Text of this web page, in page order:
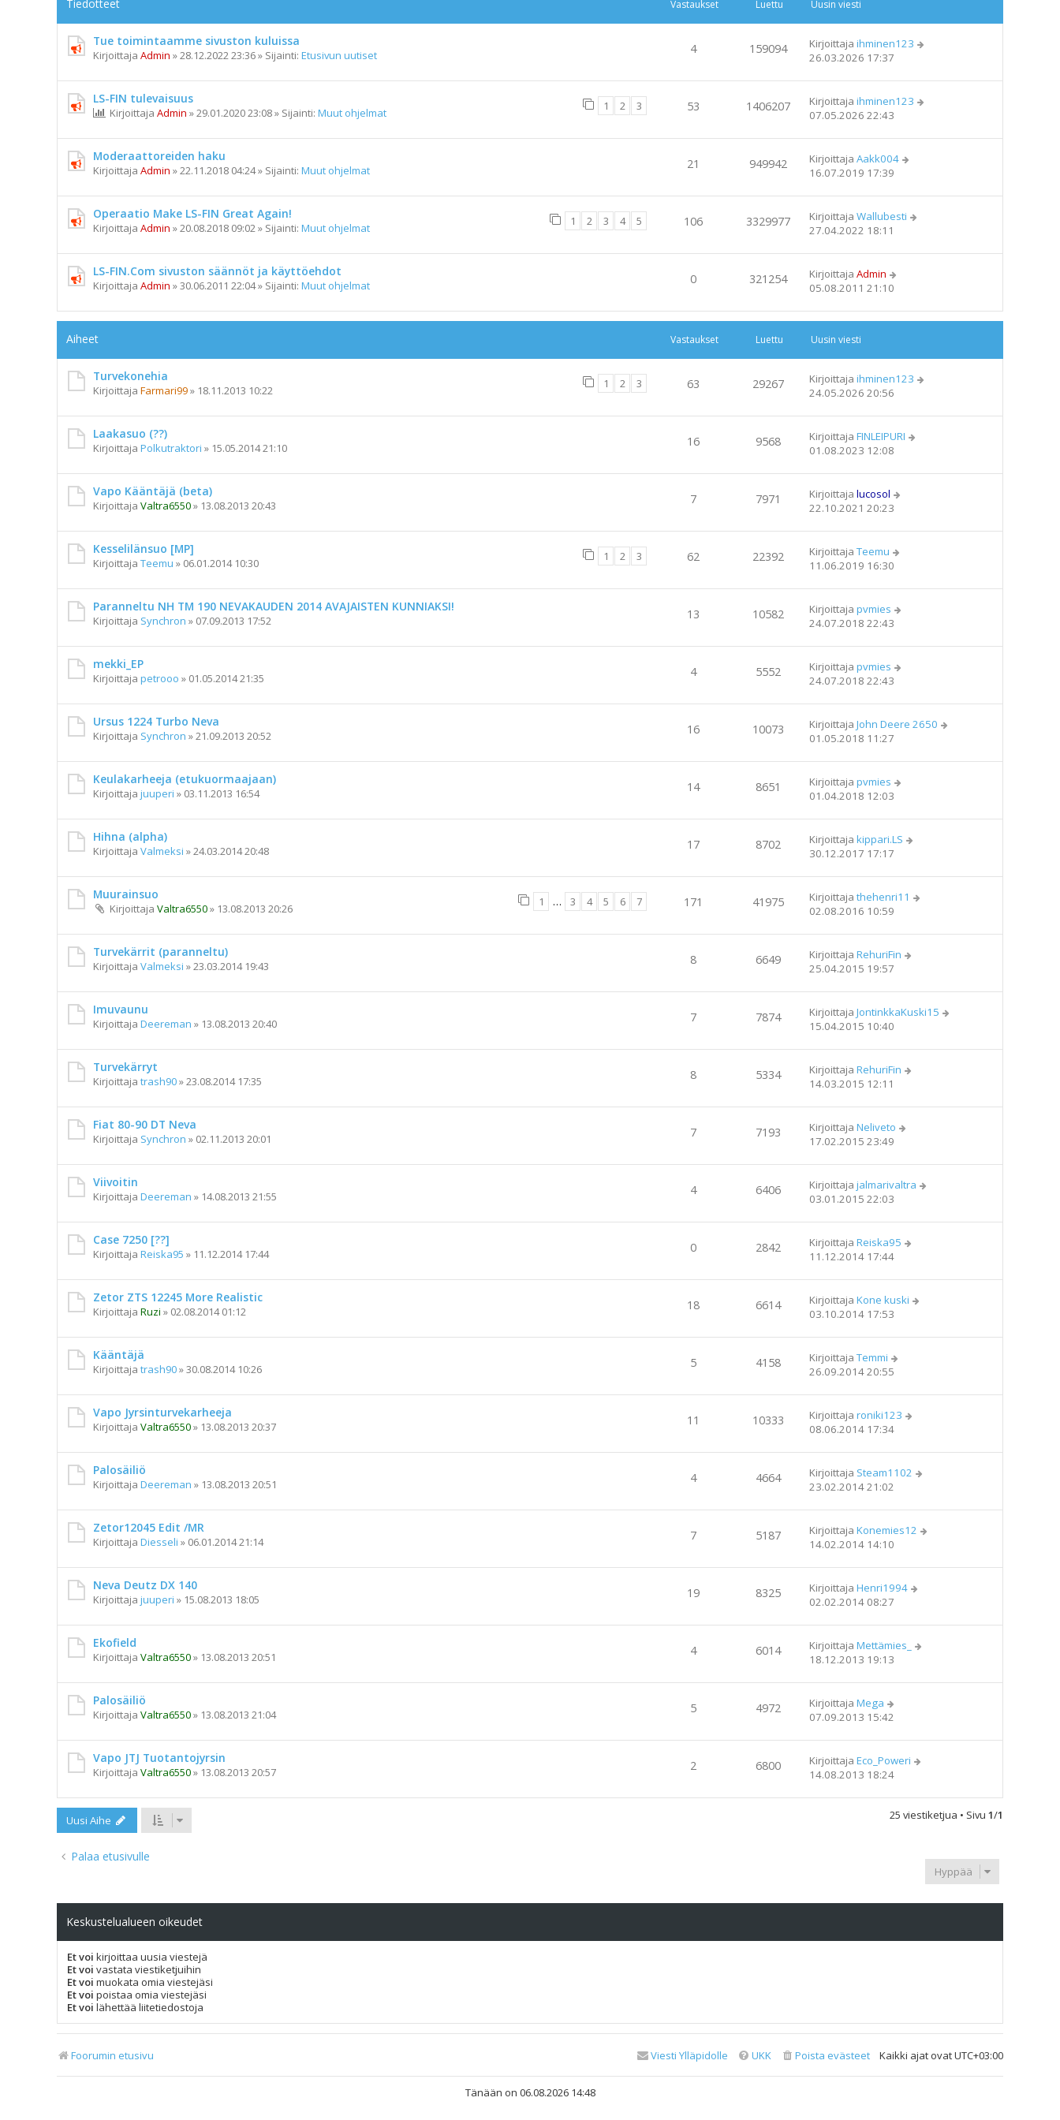
Tiedotteet Vastaukset Luettu Uusin viesti
Tue toimintaamme sivuston kuluissa
Kirjoittaja Admin »28.12.2022 23:36» Sijainti: Etusivun uutiset 4 159094 Kirjoittaja ihminen123
26.03.2026 17:37
LS-FIN tulevaisuus
Kirjoittaja Admin »29.01.2020 23:08» Sijainti: Muut ohjelmat 1 2 3 53 1406207 Kirjoittaja ihminen123
07.05.2026 22:43
Moderaattoreiden haku
Kirjoittaja Admin »22.11.2018 04:24» Sijainti: Muut ohjelmat 21 949942 Kirjoittaja Aakk004
16.07.2019 17:39
Operaatio Make LS-FIN Great Again!
Kirjoittaja Admin »20.08.2018 09:02» Sijainti: Muut ohjelmat 1 2 3 4 5 106 3329977 Kirjoittaja Wallubesti
27.04.2022 18:11
LS-FIN.Com sivuston säännöt ja käyttöehdot
Kirjoittaja Admin »30.06.2011 22:04» Sijainti: Muut ohjelmat 0 321254 Kirjoittaja Admin
05.08.2011 21:10
Aiheet Vastaukset Luettu Uusin viesti
Turvekonehia
Kirjoittaja Farmari99» 18.11.2013 10:22 1 2 3 63 29267 Kirjoittaja ihminen123
24.05.2026 20:56
Laakasuo (??)
Kirjoittaja Polkutraktori » 15.05.2014 21:10 16 9568 Kirjoittaja FINLEIPURI
01.08.2023 12:08
Vapo Kääntäjä (beta)
Kirjoittaja Valtra6550» 13.08.2013 20:43 7 7971 Kirjoittaja lucosol
22.10.2021 20:23
Kesselilänsuo [MP]
Kirjoittaja Teemu » 06.01.2014 10:30 1 2 3 62 22392 Kirjoittaja Teemu
11.06.2019 16:30
Paranneltu NH TM 190 NEVAKAUDEN 2014 AVAJAISTEN KUNNIAKSI!
Kirjoittaja Synchron » 07.09.2013 17:52 13 10582 Kirjoittaja pvmies
24.07.2018 22:43
mekki_EP
Kirjoittaja petrooo » 01.05.2014 21:35 4 5552 Kirjoittaja pvmies
24.07.2018 22:43
Ursus 1224 Turbo Neva
Kirjoittaja Synchron »21.09.2013 20:52 16 10073 Kirjoittaja John Deere 2650
01.05.2018 11:27
Keulakarheeja (etukuormaajaan)
Kirjoittaja juuperi » 03.11.2013 16:54 14 8651 Kirjoittaja pvmies
01.04.2018 12:03
Hihna (alpha)
Kirjoittaja Valmeksi »24.03.2014 20:48 17 8702 Kirjoittaja kippari.LS
30.12.2017 17:17
Muurainsuo
Kirjoittaja Valtra6550» 13.08.2013 20:26 1 … 3 4 5 6 7 171 41975 Kirjoittaja thehenri11
02.08.2016 10:59
Turvekärrit (paranneltu)
Kirjoittaja Valmeksi »23.03.2014 19:43 8 6649 Kirjoittaja RehuriFin
25.04.2015 19:57
Imuvaunu
Kirjoittaja Deereman » 13.08.2013 20:40 7 7874 Kirjoittaja JontinkkaKuski15
15.04.2015 10:40
Turvekärryt
Kirjoittaja trash90»23.08.2014 17:35 8 5334 Kirjoittaja RehuriFin
14.03.2015 12:11
Fiat 80-90 DT Neva
Kirjoittaja Synchron » 02.11.2013 20:01 7 7193 Kirjoittaja Neliveto
17.02.2015 23:49
Viivoitin
Kirjoittaja Deereman » 14.08.2013 21:55 4 6406 Kirjoittaja jalmarivaltra
03.01.2015 22:03
Case 7250 [??]
Kirjoittaja Reiska95 » 11.12.2014 17:44 0 2842 Kirjoittaja Reiska95
11.12.2014 17:44
Zetor ZTS 12245 More Realistic
Kirjoittaja Ruzi » 02.08.2014 01:12 18 6614 Kirjoittaja Kone kuski
03.10.2014 17:53
Kääntäjä
Kirjoittaja trash90»30.08.2014 10:26 5 4158 Kirjoittaja Temmi
26.09.2014 20:55
Vapo Jyrsinturvekarheeja
Kirjoittaja Valtra6550» 13.08.2013 20:37 11 10333 Kirjoittaja roniki123
08.06.2014 17:34
Palosäiliö
Kirjoittaja Deereman » 13.08.2013 20:51 4 4664 Kirjoittaja Steam1102
23.02.2014 21:02
Zetor12045 Edit /MR
Kirjoittaja Diesseli » 06.01.2014 21:14 7 5187 Kirjoittaja Konemies12
14.02.2014 14:10
Neva Deutz DX 140
Kirjoittaja juuperi » 15.08.2013 18:05 19 8325 Kirjoittaja Henri1994
02.02.2014 08:27
Ekofield
Kirjoittaja Valtra6550» 13.08.2013 20:51 4 6014 Kirjoittaja Mettämies_
18.12.2013 19:13
Palosäiliö
Kirjoittaja Valtra6550» 13.08.2013 21:04 5 4972 Kirjoittaja Mega
07.09.2013 15:42
Vapo JTJ Tuotantojyrsin
Kirjoittaja Valtra6550» 13.08.2013 20:57 2 6800 Kirjoittaja Eco_Poweri
14.08.2013 18:24
Uusi Aihe 25 viestiketjua • Sivu 1/1
Palaa etusivulle
Hyppää
Keskustelualueen oikeudet
Et voi kirjoittaa uusia viestejä
Et voi vastata viestiketjuihin
Et voi muokata omia viestejäsi
Et voi poistaa omia viestejäsi
Et voi lähettää liitetiedostoja
Foorumin etusivu Kaikki ajat ovatUTC+03:00
Poista evästeet
UKK
Viesti Ylläpidolle
Tänään on 06.08.2026 14:48